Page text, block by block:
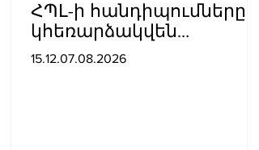
ՀՊԼ-ի հանդիպումները
կհեռարձակվեն
հեռուստաընկերությունո
15.12.07.08.2026